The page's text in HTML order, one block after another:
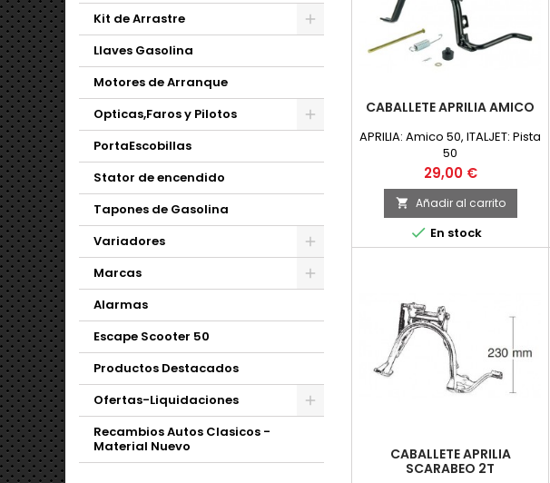
Kit de Arrastre
Llaves Gasolina
Motores de Arranque
Opticas,Faros y Pilotos
PortaEscobillas
Stator de encendido
Tapones de Gasolina
Variadores
Marcas
Alarmas
Escape Scooter 50
Productos Destacados
Ofertas-Liquidaciones
Recambios Autos Clasicos -
Material Nuevo
CABALLETE APRILIA AMICO
APRILIA: Amico 50, ITALJET: Pista
50
Precio
29,00 €
 Añadir al carrito
 En stock
CABALLETE APRILIA
SCARABEO 2T